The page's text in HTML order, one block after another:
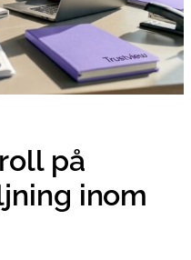
på
inom